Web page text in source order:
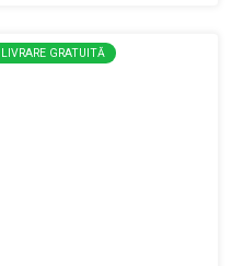
LIVRARE GRATUITĂ